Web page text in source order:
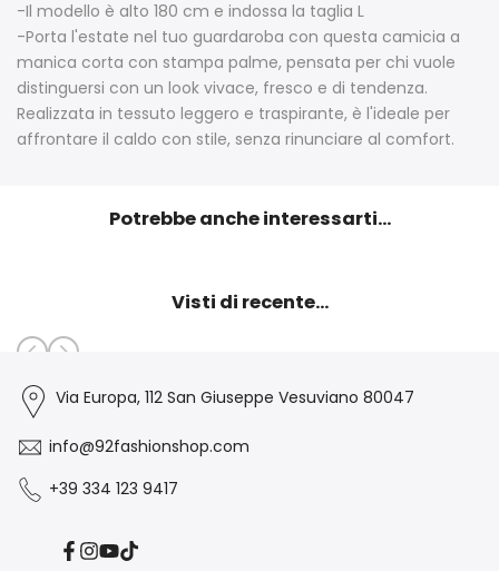
-Il modello è alto 180 cm e indossa la taglia L
-Porta l'estate nel tuo guardaroba con questa camicia a
manica corta con stampa palme, pensata per chi vuole
distinguersi con un look vivace, fresco e di tendenza.
Realizzata in tessuto leggero e traspirante, è l'ideale per
affrontare il caldo con stile, senza rinunciare al comfort.
Potrebbe anche interessarti...
Visti di recente...
Via Europa, 112 San Giuseppe Vesuviano 80047
info@92fashionshop.com
+39 334 123 9417
Facebook
Instagram
YouTube
TikTok